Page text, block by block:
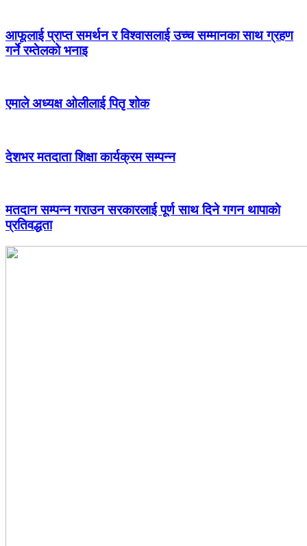
आफूलाई प्राप्त समर्थन र विश्वासलाई उच्च सम्मानका साथ ग्रहण
गर्ने रम्तेलको भनाइ
एमाले अध्यक्ष ओलीलाई पितृ शोक
देशभर मतदाता शिक्षा कार्यक्रम सम्पन्न
मतदान सम्पन्न गराउन सरकारलाई पूर्ण साथ दिने गगन थापाकाे
प्रतिवद्धता